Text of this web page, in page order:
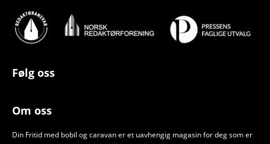
Følg oss
Om oss
Din Fritid med bobil og caravan er et uavhengig magasin for deg som er